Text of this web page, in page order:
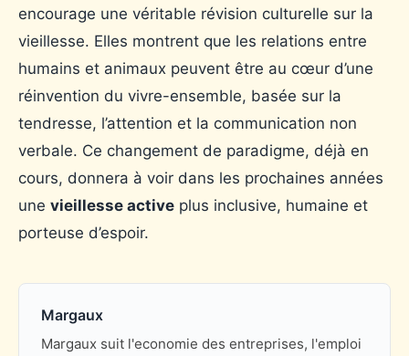
encourage une véritable révision culturelle sur la
vieillesse. Elles montrent que les relations entre
humains et animaux peuvent être au cœur d’une
réinvention du vivre-ensemble, basée sur la
tendresse, l’attention et la communication non
verbale. Ce changement de paradigme, déjà en
cours, donnera à voir dans les prochaines années
une vieillesse active plus inclusive, humaine et
porteuse d’espoir.
Margaux
Margaux suit l'economie des entreprises, l'emploi